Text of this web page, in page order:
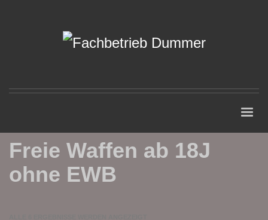
Freie Waffen ab 18J
ohne EWB